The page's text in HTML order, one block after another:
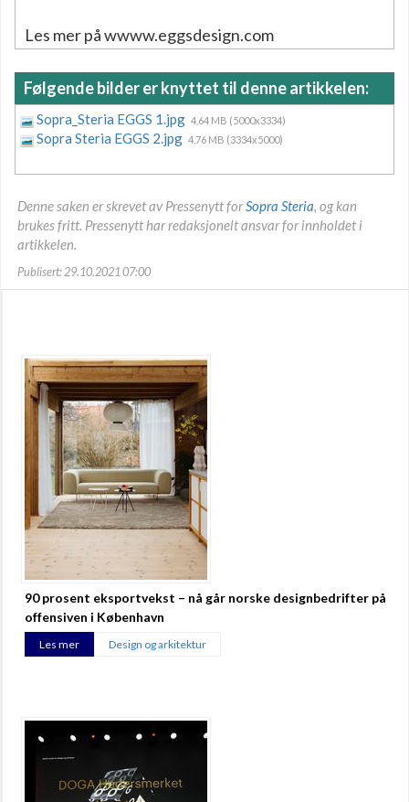
Les mer på wwww.eggsdesign.com
Følgende bilder er knyttet til denne artikkelen:
Sopra_Steria EGGS 1.jpg 4,64 MB (5000x3334)
Sopra Steria EGGS 2.jpg 4,76 MB (3334x5000)
Denne saken er skrevet av Pressenytt forSopra Steria, og kan
brukes fritt. Pressenytt har redaksjonelt ansvar for innholdet i
artikkelen.
Publisert: 29.10.2021 07:00
90 prosent eksportvekst – nå går norske designbedrifter på
offensiven i København
Les mer Design og arkitektur